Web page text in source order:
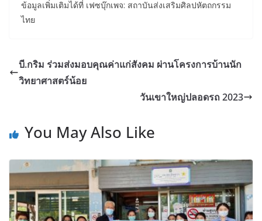
ข้อมูลเพิ่มเติมได้ที่ เฟซบุ๊กเพจ: สถาบันส่งเสริมศิลปหัตถกรรม
ไทย
บี.กริม ร่วมส่งมอบคุณค่าแก่สังคม ผ่านโครงการบ้านนัก
วิทยาศาสตร์น้อย
วันเขาใหญ่ปลอดรถ 2023
You May Also Like